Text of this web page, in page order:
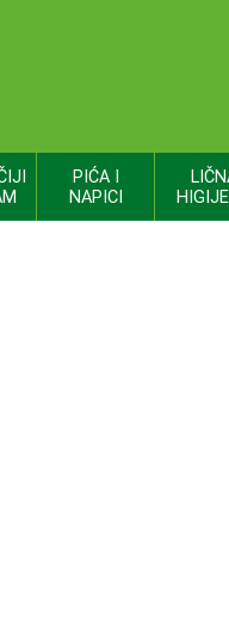
PIĆA I
NAPICI